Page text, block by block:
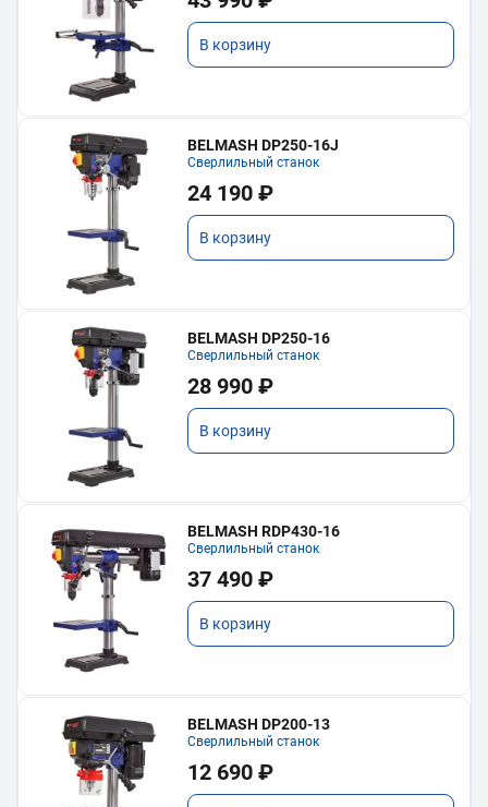
В корзину
BELMASH DP250-16J
Сверлильный станок
24 190 ₽
В корзину
BELMASH DP250-16
Сверлильный станок
28 990 ₽
В корзину
BELMASH RDP430-16
Сверлильный станок
37 490 ₽
В корзину
BELMASH DP200-13
Сверлильный станок
12 690 ₽